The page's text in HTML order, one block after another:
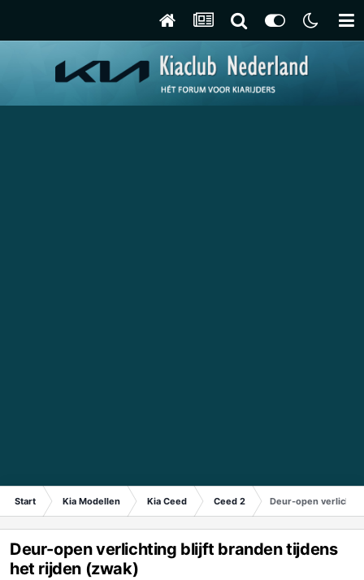
Start Kia Modellen Kia Ceed Ceed 2 Deur-open
Deur-open verlichting blijft branden tijdens
het rijden (zwak)